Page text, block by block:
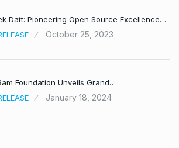
Datt: Pioneering Open Source Excellence…
October 25, 2023
Foundation Unveils Grand…
January 18, 2024